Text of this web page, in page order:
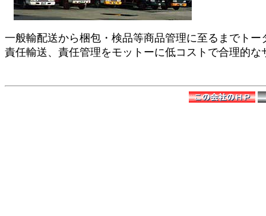
一般輸配送から梱包・検品等商品管理に至るまでト
責任輸送、責任管理をモットーに低コストで合理的